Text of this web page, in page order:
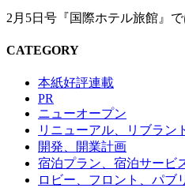
2月5日号『国際ホテル旅館』
CATEGORY
本紙好評連載
PR
ニューオープン
リニューアル、リブラン
開発、開業計画
宿泊プラン、宿泊サービ
ロビー、フロント、パブ